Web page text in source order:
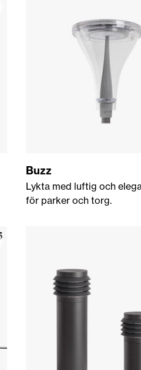
Buzz
Lykta med luftig och
för parker och torg.